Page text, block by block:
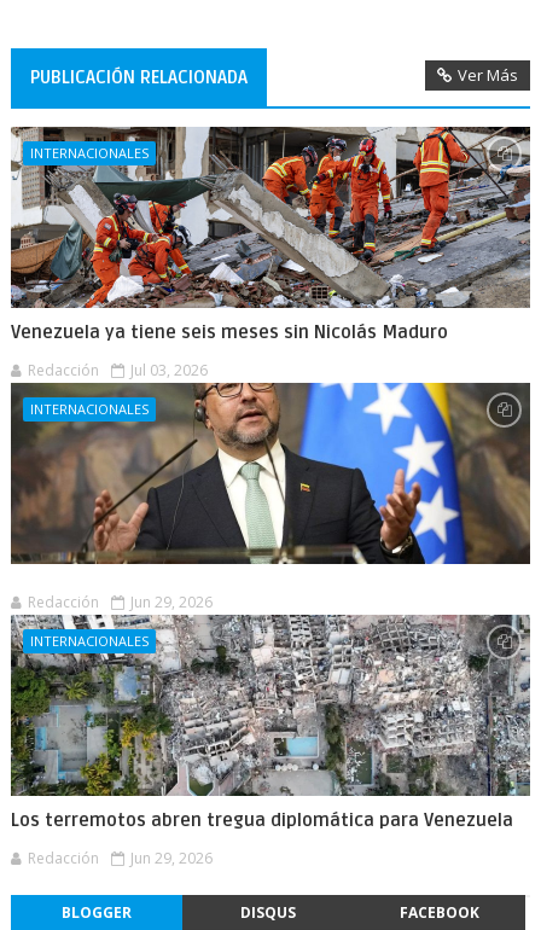
PUBLICACIÓN RELACIONADA Ver Más
INTERNACIONALES
Venezuela ya tiene seis meses sin Nicolás Maduro
Redacción Jul 03, 2026
INTERNACIONALES
Redacción Jun 29, 2026
INTERNACIONALES
Los terremotos abren tregua diplomática para Venezuela
Redacción Jun 29, 2026
BLOGGER DISQUS FACEBOOK